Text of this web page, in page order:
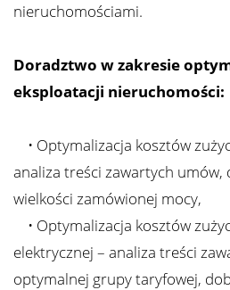
nieruchomościami.
Doradztwo w zakresie
eksploatacji nieruchomości:
• Optymalizacja kosztów
analiza treści zawartych
wielkości zamówionej mocy,
• Optymalizacja kosztów
elektrycznej – analiza treści
optymalnej grupy taryfowej,